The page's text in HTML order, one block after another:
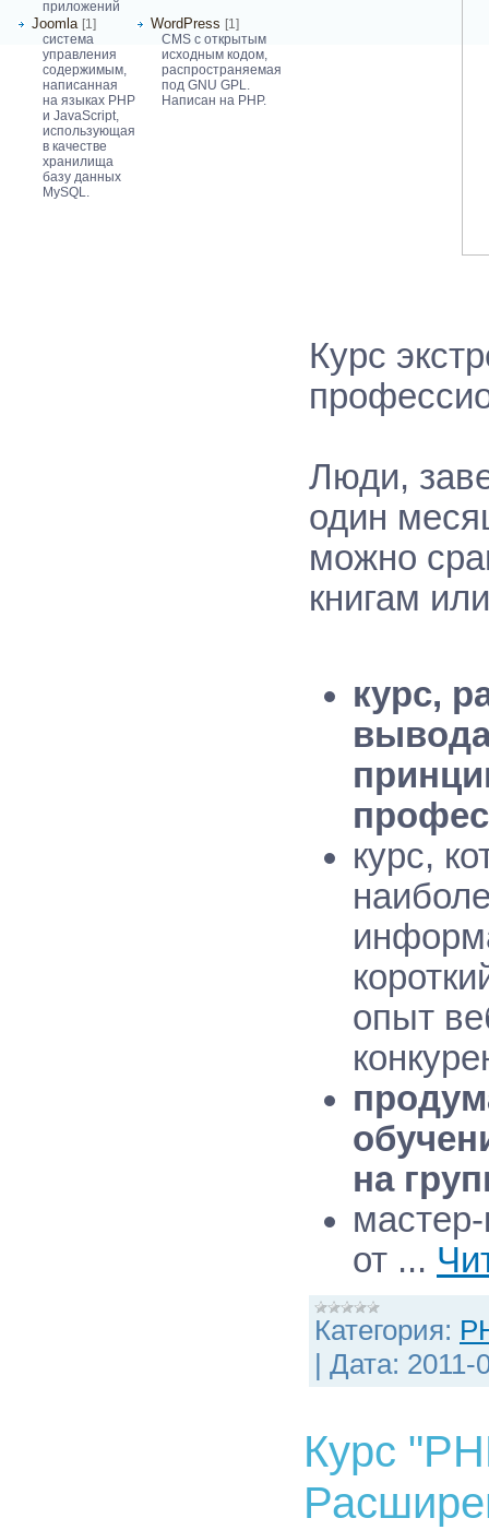
приложений
Joomla [1]
система
управления
содержимым,
написанная
на языках PHP
и JavaScript,
использующая
в качестве
хранилища
базу данных
MySQL.
WordPress [1]
CMS с открытым
исходным кодом,
распространяемая
под GNU GPL.
Написан на PHP.
Курс
Люди,
один
можно
книгам
курс,
курс,
опыт
на
от ...
Категория:
| Дата: 2011-
Курс